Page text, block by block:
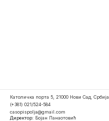
Католичка порта 5, 21000 Нови Сад, Србија
(+381) 021/524-584
casopispolja@gmail.com
Директор: Бојан Панаотовић